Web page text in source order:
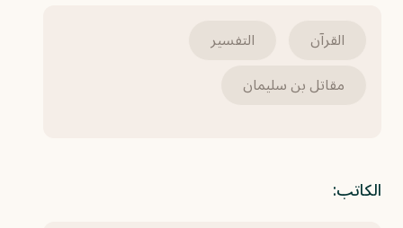
القرآن
التفسير
مقاتل بن سليمان
الكاتب: